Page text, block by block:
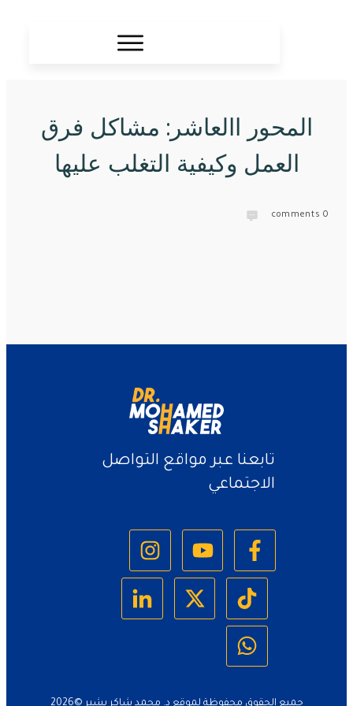
المحور االعاشر: مشاكل فرق
العمل وكيفية التغلب عليها
تابعنا عبر مواقع التواصل
الاجتماعي
جميع الحقوق محفوظة لموقع د. محمد شاكر بشير ©2026